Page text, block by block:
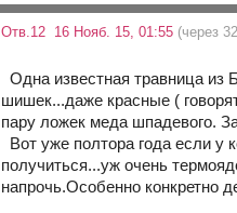
Отв.12 16 Нояб. 15, 01:55 (через
Одна известная травница из
шишек...даже красные (
пару ложек меда шпадевого.
Вот уже полтора года если у
получиться...уж очень
напрочь.Особенно конкретно